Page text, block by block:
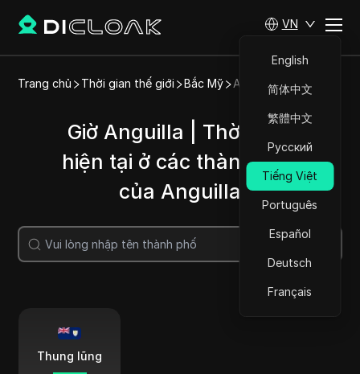
VN
English
简体中文
繁體中文
Русский
Tiếng Việt
Português
Español
Deutsch
Français
Trang chủ Thời gian thế giới Bắc Mỹ Anguilla
Giờ Anguilla | Thời gian
hiện tại ở các thành phố
của Anguilla
Tìm kiếm
Thung lũng